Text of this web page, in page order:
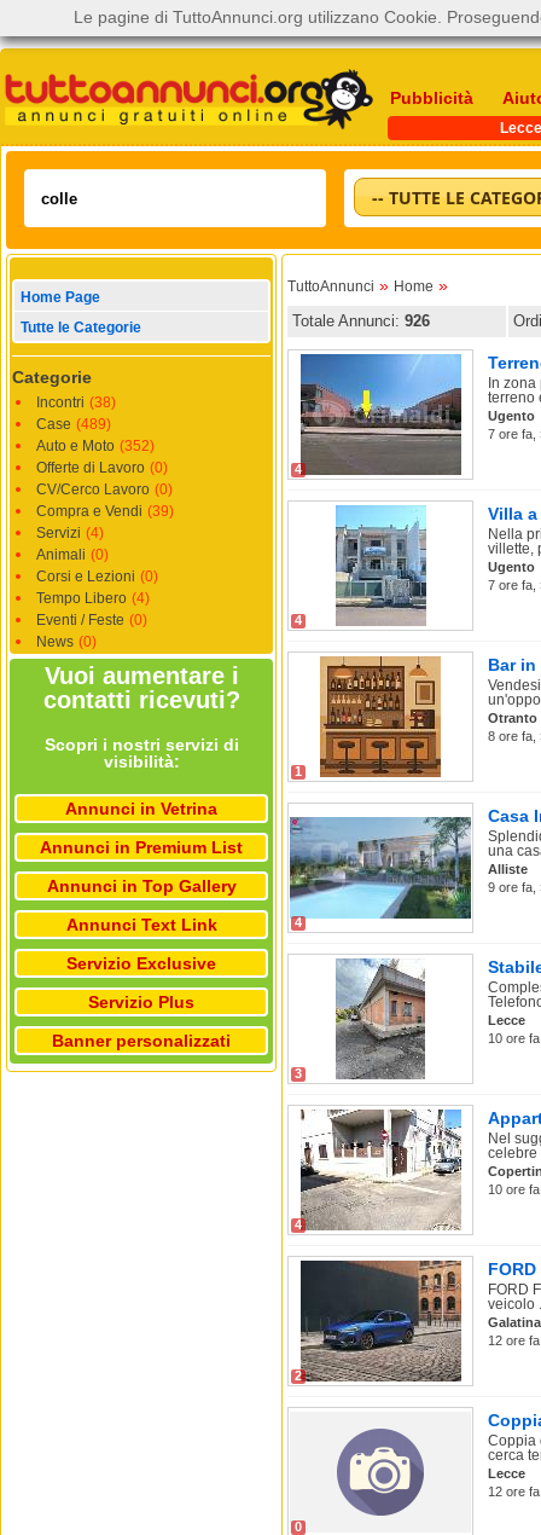
Pubblicità
Lecce
-- TUTTE LE
Home Page
Tutte le Categorie
Categorie
Incontri (38)
Case (489)
Auto e Moto (352)
Offerte di Lavoro (0)
CV/Cerco Lavoro (0)
Compra e Vendi (39)
Servizi (4)
Animali (0)
Corsi e Lezioni (0)
Tempo Libero (4)
Eventi / Feste (0)
News (0)
Vuoi aumentare i
contatti ricevuti?
Scopri i nostri servizi di
visibilità:
Annunci in Vetrina
Annunci in Premium List
Annunci in Top Gallery
Annunci Text Link
Servizio Exclusive
Servizio Plus
Banner personalizzati
TuttoAnnunci » Home »
Totale Annunci: 926
4
In
terreno
Ugento
7 ore fa,
4
Villa
Nella
villette,
Ugento
7 ore fa,
1
Bar in
Otranto
8 ore fa,
4
Casa
una
Alliste
9 ore fa,
3
Lecce
10 ore
4
Nel
celebre
10 ore
2
FORD
veicolo
Galatina
12 ore
0
Coppia
cerca
Lecce
12 ore
Le pagine di TuttoAnnunci.org utilizzano Cookie.